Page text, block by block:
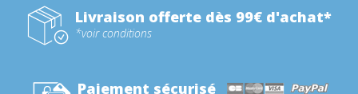
Livraison offerte dès 99€ d'achat*
*voir conditions
Paiement sécurisé